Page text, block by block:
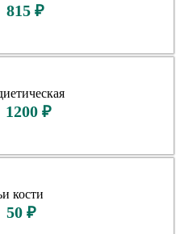
815 ₽
1200 ₽
кости
50 ₽